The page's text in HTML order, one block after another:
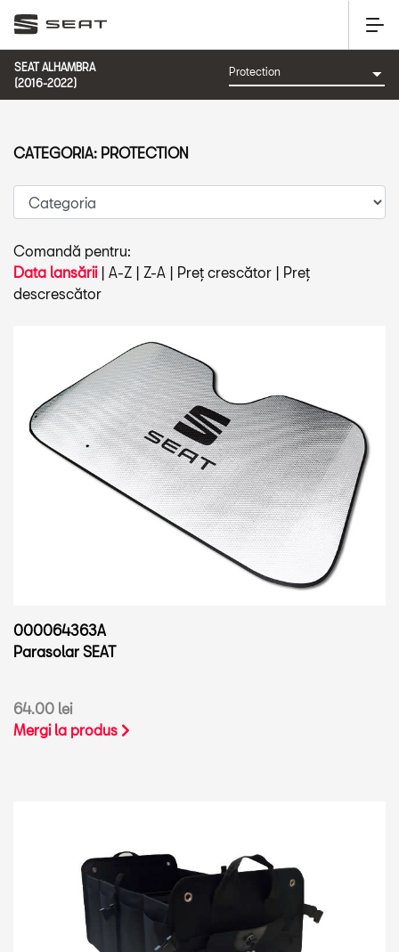
SEAT ALHAMBRA
(2016-2022)
Comandă pentru:
Data lansării| A-Z | Z-A | Preț crescător | Preț
descrescător
000064363A
Parasolar SEAT
64.00 lei
Mergi la produs
CATEGORIA: PROTECTION